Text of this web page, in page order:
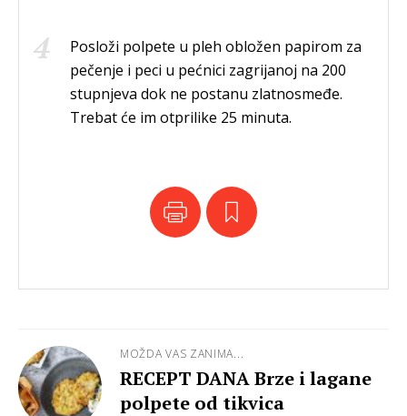
Posloži polpete u pleh obložen papirom za
pečenje i peci u pećnici zagrijanoj na 200
stupnjeva dok ne postanu zlatnosmeđe.
Trebat će im otprilike 25 minuta.
MOŽDA VAS ZANIMA...
RECEPT DANA Brze i lagane
polpete od tikvica